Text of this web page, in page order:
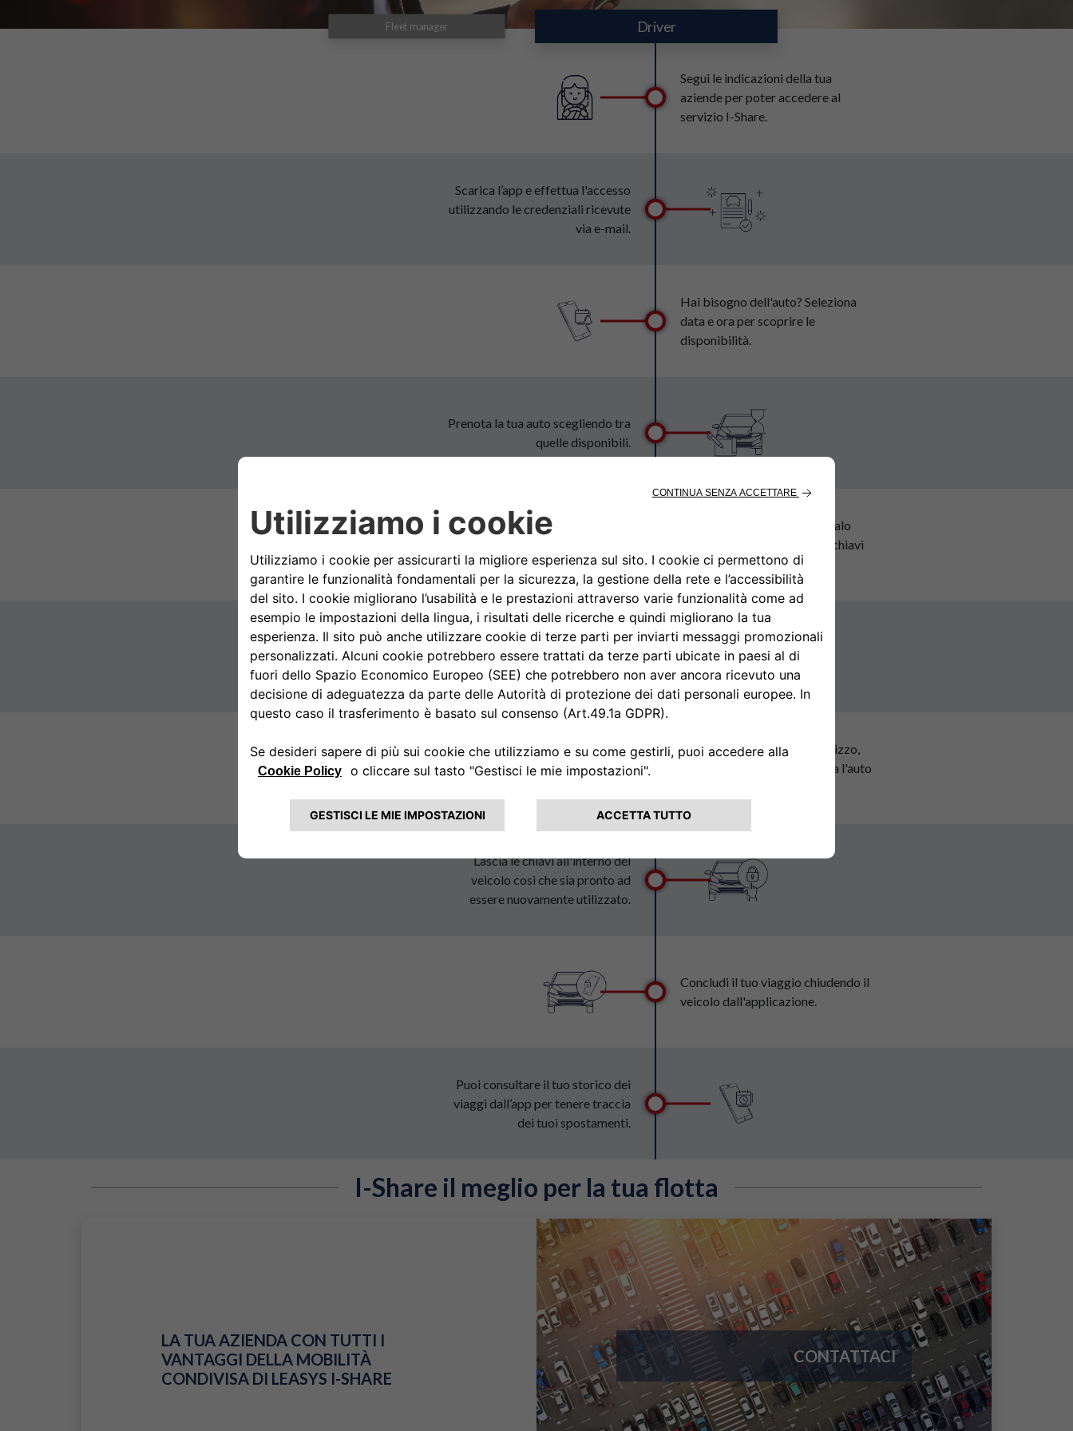
Fleet manager Driver
Segui le indicazioni della tua
aziende per poter accedere al
servizio I-Share.
Scarica l’app e effettua l'accesso
utilizzando le credenziali ricevute
via e-mail.
Hai bisogno dell'auto? Seleziona
data e ora per scoprire le
disponibilità.
Prenota la tua auto scegliendo tra
quelle disponibili.
Raggiungi il veicolo e sbloccalo
attraverso l'applicazione, le chiavi
le troverai all'interno.
Viaggia per tutto il periodo
indicato in fase di prenotazione.
Al termine del periodo di utilizzo,
per la riconsegna, parcheggia l'auto
Lascia le chiavi all'interno del
veicolo così che sia pronto ad
essere nuovamente utilizzato.
Concludi il tuo viaggio chiudendo il
veicolo dall'applicazione.
Puoi consultare il tuo storico dei
viaggi dall’app per tenere traccia
dei tuoi spostamenti.
I-Share il meglio per la tua flotta
LA TUA AZIENDA CON TUTTI I
VANTAGGI DELLA MOBILITÀ
CONDIVISA DI LEASYS I-SHARE
CONTATTACI